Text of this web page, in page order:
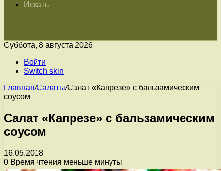
Искать
Суббота, 8 августа 2026
Войти
Switch skin
Главная/Салаты/Салат «Капрезе» с бальзамическим
соусом
Салат «Капрезе» с бальзамическим
соусом
16.05.2018
0 Время чтения меньше минуты